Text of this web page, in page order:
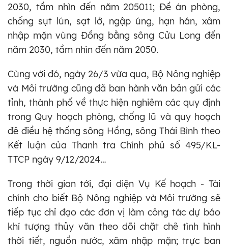
2030, tầm nhìn đến năm 205011; Đề án phòng,
chống sụt lún, sạt lở, ngập úng, hạn hán, xâm
nhập mặn vùng Đồng bằng sông Cửu Long đến
năm 2030, tầm nhìn đến năm 2050.
Cùng với đó, ngày 26/3 vừa qua, Bộ Nông nghiệp
và Môi trường cũng đã ban hành văn bản gửi các
tỉnh, thành phố về thực hiện nghiêm các quy định
trong Quy hoạch phòng, chống lũ và quy hoạch
đê điều hệ thống sông Hồng, sông Thái Bình theo
Kết luận của Thanh tra Chính phủ số 495/KL-
TTCP ngày 9/12/2024…
Trong thời gian tới, đại diện Vụ Kế hoạch - Tài
chính cho biết Bộ Nông nghiệp và Môi trường sẽ
tiếp tục chỉ đạo các đơn vị làm công tác dự báo
khí tượng thủy văn theo dõi chặt chẽ tình hình
thời tiết, nguồn nước, xâm nhập mặn; trực ban